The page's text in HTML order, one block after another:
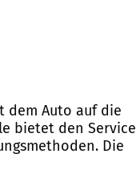
dem Auto auf die
bietet den Service
Die